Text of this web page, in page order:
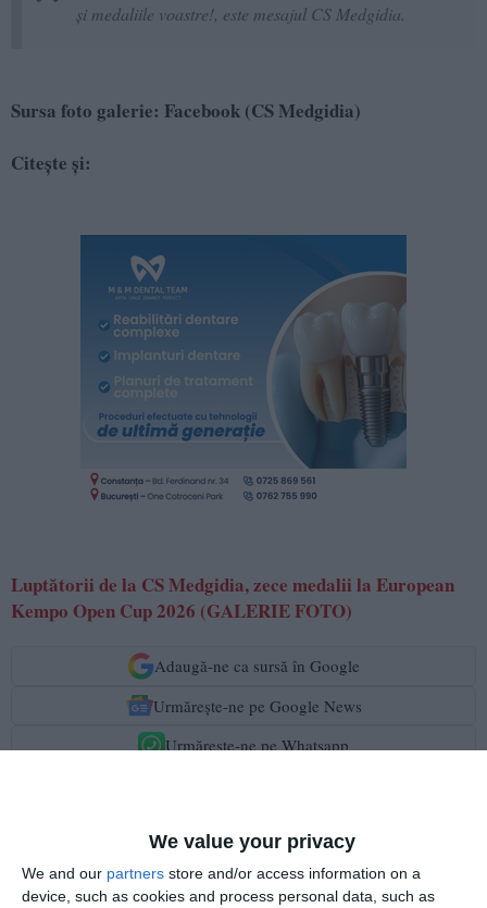
We value your privacy
We and our partners store and/or access information on a
device, such as cookies and process personal data, such as
și medaliile voastre!, este mesajul CS Medgidia.
Sursa foto galerie: Facebook (CS Medgidia)
Citește și:
Luptătorii de la CS Medgidia, zece medalii la European
Kempo Open Cup 2026 (GALERIE FOTO)
Adaugă-ne ca sursă în Google
Urmărește-ne pe Google News
Urmărește-ne pe Whatsapp